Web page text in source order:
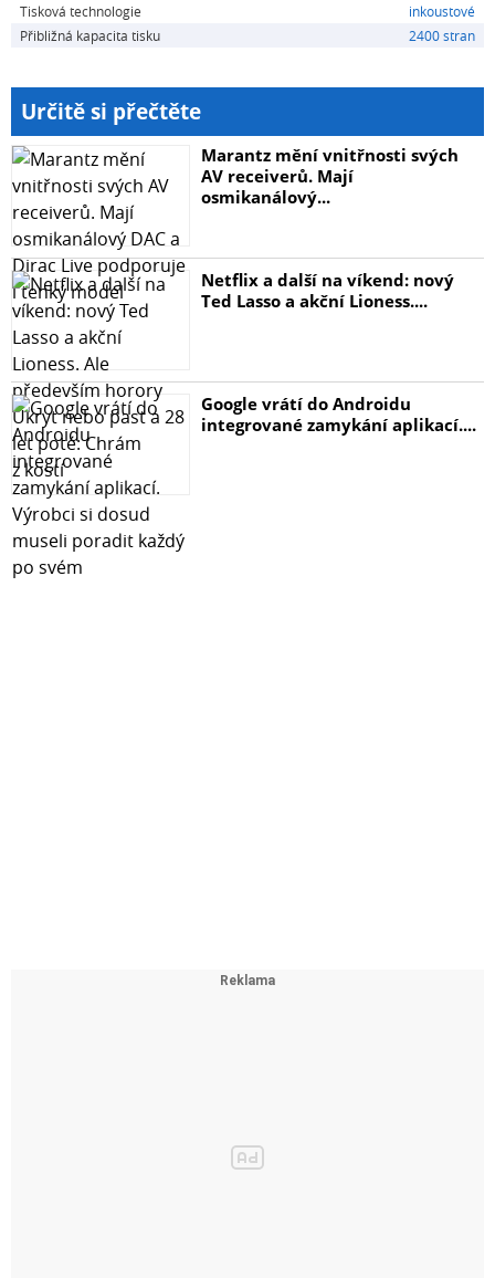
Tisková technologie
inkoustové
Přibližná kapacita tisku
2400 stran
Určitě si přečtěte
Marantz mění vnitřnosti svých
AV receiverů. Mají
osmikanálový...
Netflix a další na víkend: nový
Ted Lasso a akční Lioness....
Google vrátí do Androidu
integrované zamykání aplikací....